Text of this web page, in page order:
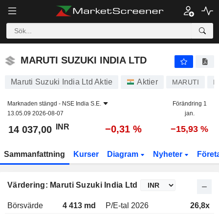
MARUTI SUZUKI INDIA LTD
Maruti Suzuki India Ltd Aktie Aktier MARUTI
Marknaden stängd - NSE India S.E.
13.05.09 2026-08-07
Förändring 1
jan.
14 037,00 INR −0,31 % −15,93 %
Sammanfattning Kurser Diagram Nyheter
Värdering: Maruti Suzuki India Ltd
Börsvärde 4 413 md P/E-tal 2026
26,8x